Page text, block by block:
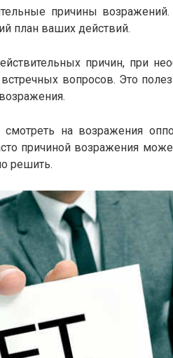
причины возражений.
план ваших действий.
причин, при
вопросов. Это
на возражения
причиной возражения
решить.